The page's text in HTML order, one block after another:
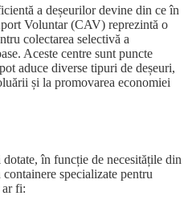
a deșeurilor devine din ce în
Voluntar (CAV) reprezintă o
colectarea selectivă a
Aceste centre sunt puncte
aduce diverse tipuri de deșeuri,
și la promovarea economiei
în funcție de necesitățile din
specializate pentru
ar fi: